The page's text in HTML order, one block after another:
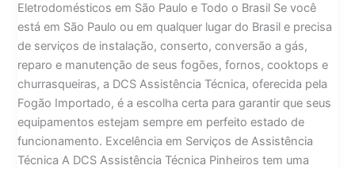
Eletrodomésticos em São Paulo e Todo o Brasil Se você
está em São Paulo ou em qualquer lugar do Brasil e precisa
de serviços de instalação, conserto, conversão a gás,
reparo e manutenção de seus fogões, fornos, cooktops e
churrasqueiras, a DCS Assistência Técnica, oferecida pela
Fogão Importado, é a escolha certa para garantir que seus
equipamentos estejam sempre em perfeito estado de
funcionamento. Excelência em Serviços de Assistência
Técnica A DCS Assistência Técnica Pinheiros tem uma